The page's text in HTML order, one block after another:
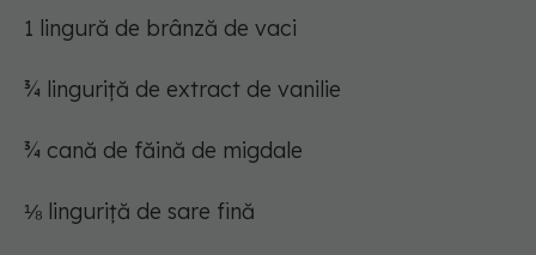
1 lingură de brânză de vaci
¾ linguriță de extract de vanilie
¾ cană de făină de migdale
⅛ linguriță de sare fină